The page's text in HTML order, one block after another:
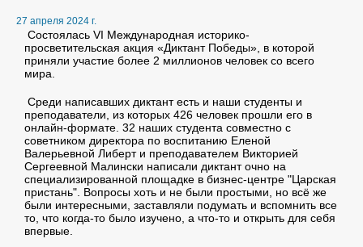
27 апреля 2024 г.
Состоялась VI Международная историко-
просветительская акция «Диктант Победы», в которой
приняли участие более 2 миллионов человек со всего
мира.
Среди написавших диктант есть и наши студенты и
преподаватели, из которых 426 человек прошли его в
онлайн-формате. 32 наших студента совместно с
советником директора по воспитанию Еленой
Валерьевной Либерт и преподавателем Викторией
Сергеевной Малински написали диктант очно на
специализированной площадке в бизнес-центре "Царская
пристань". Вопросы хоть и не были простыми, но всё же
были интересными, заставляли подумать и вспомнить все
то, что когда-то было изучено, а что-то и открыть для себя
впервые.